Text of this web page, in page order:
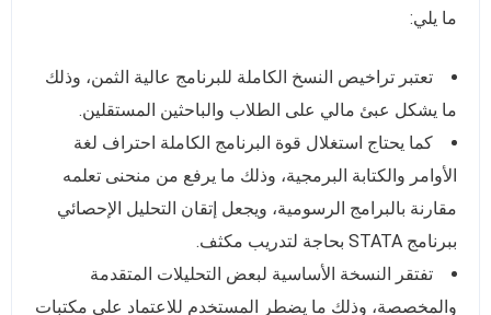
ما يلي:
تعتبر تراخيص النسخ الكاملة للبرنامج عالية الثمن، وذلك
ما يشكل عبئ مالي على الطلاب والباحثين المستقلين.
كما يحتاج استغلال قوة البرنامج الكاملة احتراف لغة
الأوامر والكتابة البرمجية، وذلك ما يرفع من منحنى تعلمه
مقارنة بالبرامج الرسومية، ويجعل إتقان التحليل الإحصائي
ببرنامج STATA بحاجة لتدريب مكثف.
تفتقر النسخة الأساسية لبعض التحليلات المتقدمة
والمخصصة، وذلك ما يضطر المستخدم للاعتماد على مكتبات